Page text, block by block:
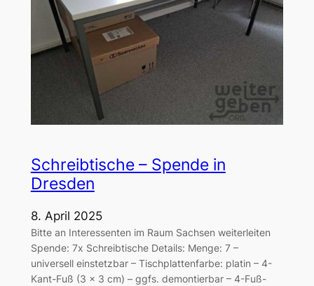
Schreibtische – Spende in
Dresden
8. April 2025
Bitte an Interessenten im Raum Sachsen weiterleiten
Spende: 7x Schreibtische Details: Menge: 7 –
universell einstetzbar – Tischplattenfarbe: platin – 4-
Kant-Fuß (3 x 3 cm) – ggfs. demontierbar – 4-Fuß-